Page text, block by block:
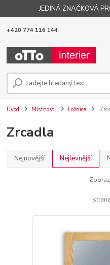
JEDINÁ ZNAČKOVÁ
+420 774 116 144
Úvod Místnosti Ložnice
Zrcadla
Nejnovější Nejlevnější
strana